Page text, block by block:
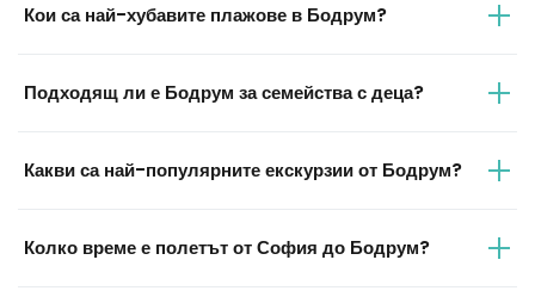
Кои са най-хубавите плажове в Бодрум?
Подходящ ли е Бодрум за семейства с деца?
Какви са най-популярните екскурзии от Бодрум?
Колко време е полетът от София до Бодрум?